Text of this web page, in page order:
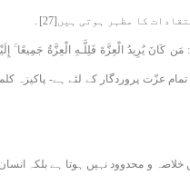
کا مظہر ہوتی ہیں[27]۔
كَانَ يُرِيدُ الْعِزَّةَ فَلِلَّـهِ الْعِزَّةُ جَمِيعًا
عزّت پروردگار کے لئے ہے- پاکیزہ
و محدوود نہیں ہوتا ہے بلکہ